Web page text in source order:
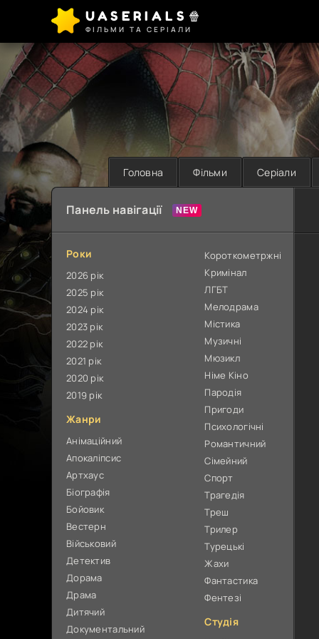
UASERIALS🍿
ФІЛЬМИ ТА СЕРІАЛИ
Головна Фільми Серіали
Панель навігації
Роки
2026 рік
2025 рік
2024 рік
2023 рік
2022 рік
2021 рік
2020 рік
2019 рік
Жанри
Анімаційний
Апокаліпсис
Артхаус
Біографія
Бойовик
Вестерн
Військовий
Детектив
Дорама
Драма
Дитячий
Документальний
Короткометржні
Кримінал
ЛГБТ
Мелодрама
Містика
Музичні
Мюзикл
Німе Кіно
Пародія
Пригоди
Психологічні
Романтичний
Сімейний
Спорт
Трагедія
Треш
Трилер
Турецькі
Жахи
Фантастика
Фентезі
Студія